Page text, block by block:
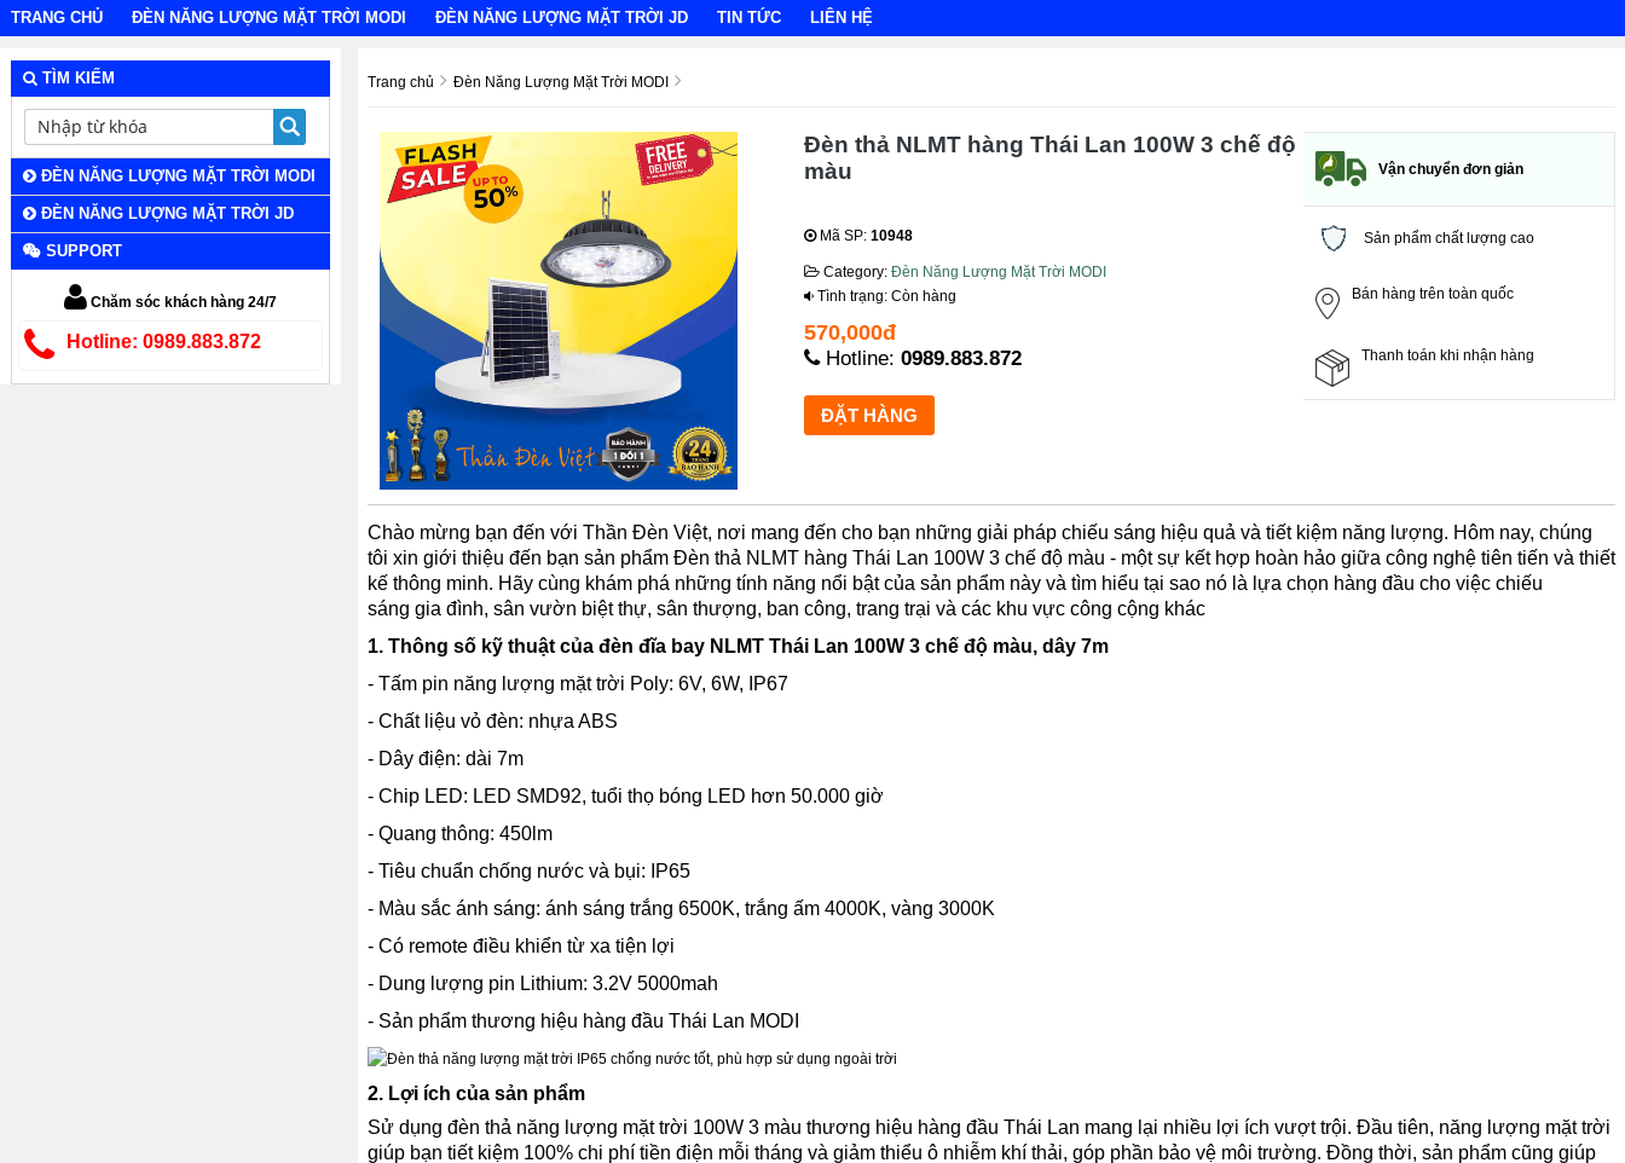
TRANG CHỦ ĐÈN NĂNG LƯỢNG MẶT TRỜI MODI ĐÈN NĂNG LƯỢNG MẶT TRỜI JD TIN TỨC LIÊN HỆ
Trang chủ Đèn Năng Lượng Mặt Trời MODI
Đèn thả NLMT hàng Thái Lan 100W 3 chế độ
màu
Mã SP: 10948
Category: Đèn Năng Lượng Mặt Trời MODI
Tình trạng: Còn hàng
570,000đ
Hotline: 0989.883.872
Vận chuyển đơn giản
Sản phẩm chất lượng cao
Bán hàng trên toàn quốc
Thanh toán khi nhận hàng
Chào mừng bạn đến với Thần Đèn Việt, nơi mang đến cho bạn những giải pháp chiếu sáng hiệu quả và tiết kiệm năng lượng. Hôm nay, chúng
tôi xin giới thiệu đến bạn sản phẩm Đèn thả NLMT hàng Thái Lan 100W 3 chế độ màu - một sự kết hợp hoàn hảo giữa công nghệ tiên tiến và thiết
kế thông minh. Hãy cùng khám phá những tính năng nổi bật của sản phẩm này và tìm hiểu tại sao nó là lựa chọn hàng đầu cho việc chiếu
sáng gia đình, sân vườn biệt thự, sân thượng, ban công, trang trại và các khu vực công cộng khác
1. Thông số kỹ thuật của đèn đĩa bay NLMT Thái Lan 100W 3 chế độ màu, dây 7m
- Tấm pin năng lượng mặt trời Poly: 6V, 6W, IP67
- Chất liệu vỏ đèn: nhựa ABS
- Dây điện: dài 7m
- Chip LED: LED SMD92, tuổi thọ bóng LED hơn 50.000 giờ
- Quang thông: 450lm
- Tiêu chuẩn chống nước và bụi: IP65
- Màu sắc ánh sáng: ánh sáng trắng 6500K, trắng ấm 4000K, vàng 3000K
- Có remote điều khiển từ xa tiện lợi
- Dung lượng pin Lithium: 3.2V 5000mah
- Sản phẩm thương hiệu hàng đầu Thái Lan MODI
2. Lợi ích của sản phẩm
Sử dụng đèn thả năng lượng mặt trời 100W 3 màu thương hiệu hàng đầu Thái Lan mang lại nhiều lợi ích vượt trội. Đầu tiên, năng lượng mặt trời
giúp bạn tiết kiệm 100% chi phí tiền điện mỗi tháng và giảm thiểu ô nhiễm khí thải, góp phần bảo vệ môi trường. Đồng thời, sản phẩm cũng giúp
TÌM KIẾM
ĐÈN NĂNG LƯỢNG MẶT TRỜI MODI
ĐÈN NĂNG LƯỢNG MẶT TRỜI JD
SUPPORT
Chăm sóc khách hàng 24/7
Hotline: 0989.883.872